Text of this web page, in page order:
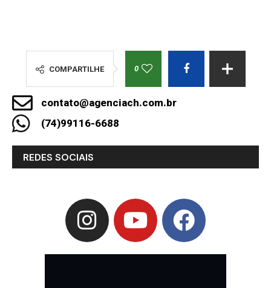
COMPARTILHE 0
contato@agenciach.com.br
(74)99116-6688
REDES SOCIAIS